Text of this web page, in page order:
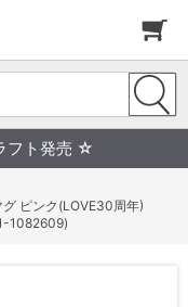
フト発売 ☆
ピンク(LOVE30周年)
1082609)